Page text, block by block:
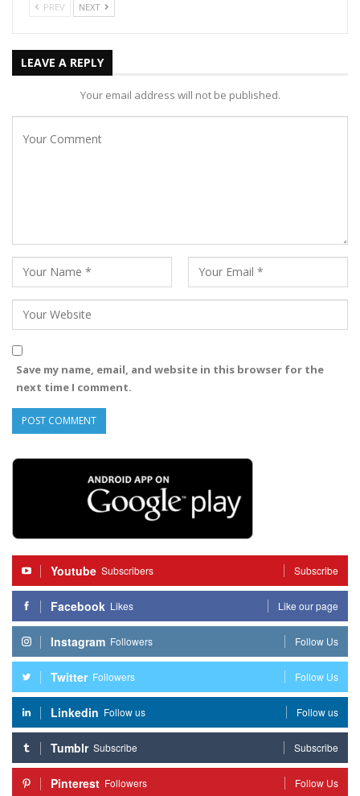
PREV NEXT
LEAVE A REPLY
Your email address will not be published.
Save my name, email, and website in this browser for the
next time I comment.
Youtube Subscribers Subscribe
Facebook Likes Like our page
Instagram Followers Follow Us
Twitter Followers Follow Us
Linkedin Follow us Follow us
Tumblr Subscribe Subscribe
Pinterest Followers Follow Us